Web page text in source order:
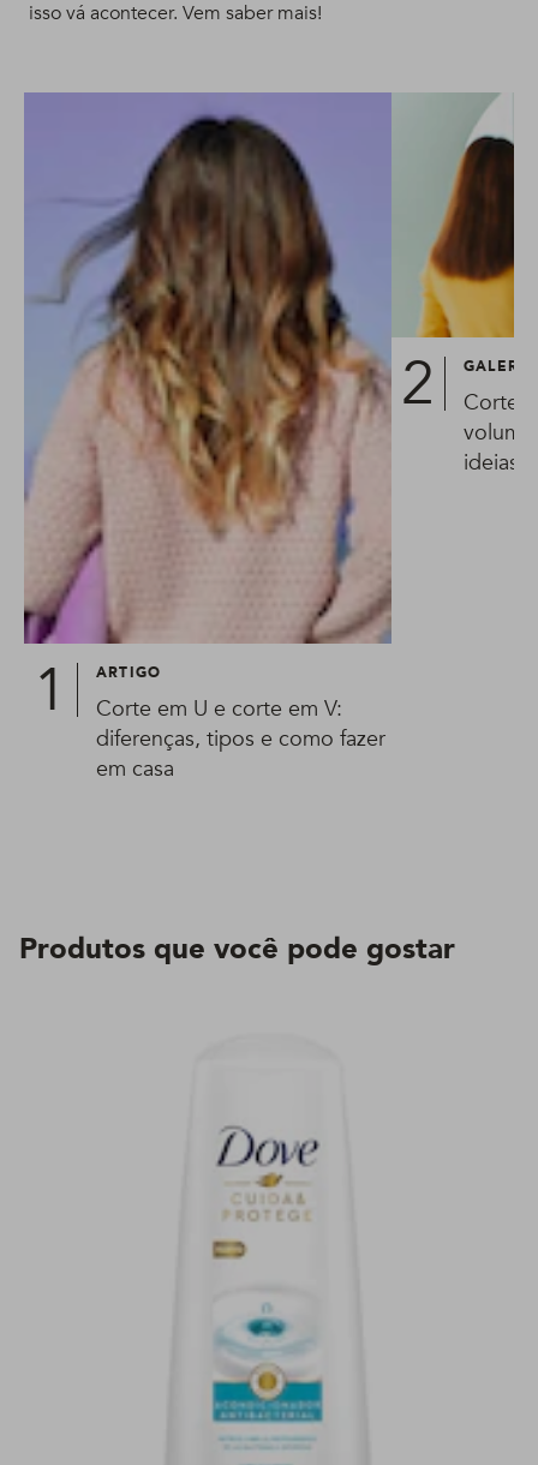
isso vá acontecer. Vem saber mais!
ARTIGO
Corte em U e corte em V:
diferenças, tipos e como fazer
em casa
GALERIA
Corte
ideias
Produtos que você pode gostar